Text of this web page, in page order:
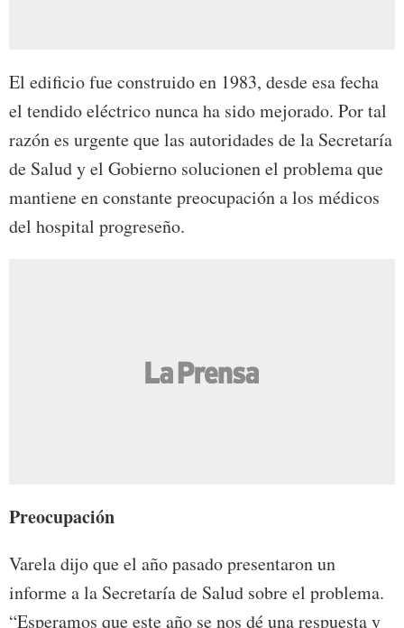
El edificio fue construido en 1983, desde esa fecha
el tendido eléctrico nunca ha sido mejorado. Por tal
razón es urgente que las autoridades de la Secretaría
de Salud y el Gobierno solucionen el problema que
mantiene en constante preocupación a los médicos
del hospital progreseño.
Preocupación
Varela dijo que el año pasado presentaron un
informe a la Secretaría de Salud sobre el problema.
“Esperamos que este año se nos dé una respuesta y